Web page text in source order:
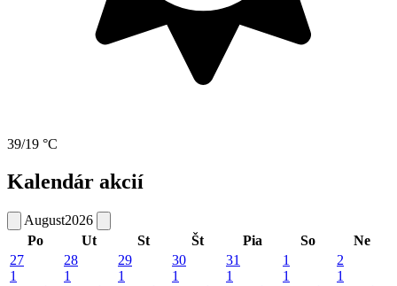
39/19 °C
Kalendár akcií
August2026
Po
Ut St Št Pia So
Ne
27
1
28
1
29
1
30
1
31
1
1
1
2
1